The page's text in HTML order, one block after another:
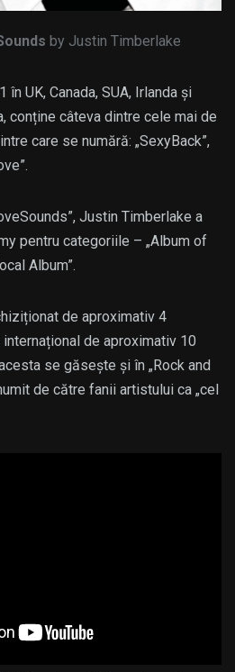
by Justin Timberlake
UK, Canada, SUA, Irlanda și
conține câteva dintre cele mai de
care se numără: „SexyBack”,
Justin Timberlake a
pentru categoriile – „Album of
Album”.
de aproximativ 4
de aproximativ 10
se găsește și în „Rock and
de către fanii artistului ca „cel